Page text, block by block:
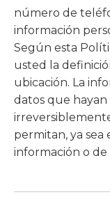
número de
información
Según esta
usted la
ubicación. La
datos que hayan
permitan, ya sea
información o